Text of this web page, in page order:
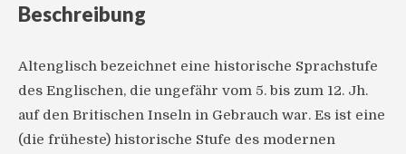
Beschreibung
Altenglisch bezeichnet eine historische Sprachstufe
des Englischen, die ungefähr vom 5. bis zum 12. Jh.
auf den Britischen Inseln in Gebrauch war. Es ist eine
(die früheste) historische Stufe des modernen